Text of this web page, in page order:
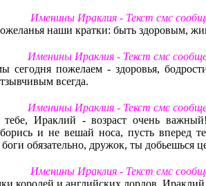
Именины Ираклия - Текст смс
наши кратки: быть здоровым,
Именины Ираклия - Текст смс
сегодня пожелаем - здоровья,
всегда.
Именины Ираклия - Текст смс
Ираклий - возраст очень
и не вешай носа, пусть вперед
обязательно, дружок, ты
Именины Ираклия - Текст смс
королей и английских лордов,